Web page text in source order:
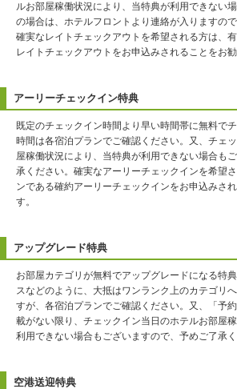
ルお部屋稼働状況により、当特典が利用できない
の場合は、ホテルフロントより連絡が入りますの
確実なレイトチェックアウトを希望される方は、
レイトチェックアウトをお申込みされることをお勧
アーリーチェックイン特典
既定のチェックイン時間より早い時間帯に無料で
時間は各宿泊プランでご確認ください。又、チェ
屋稼働状況により、当特典が利用できない場合も
承ください。確実なアーリーチェックインを希望
ンである確約アーリーチェックインをお申込みさ
す。
アップグレード特典
お部屋カテゴリが無料でアップグレードになる特
スなどのように、大抵はワンランク上のカテゴリ
すが、各宿泊プランでご確認ください。又、「予
載がない限り、チェックイン当日のホテルお部屋
利用できない場合もございますので、予めご了承く
空港送迎特典